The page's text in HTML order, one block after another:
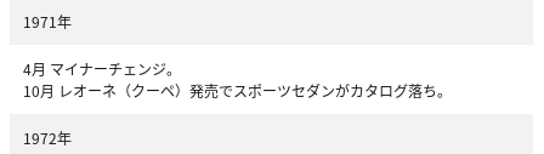
1971年
4月 マイナーチェンジ。
10月 レオーネ（クーペ）発売でスポーツセダンがカタログ落ち。
1972年